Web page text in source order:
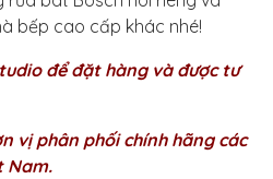
bếp cao cấp khác nhé!
để đặt hàng và được tư
vị phân phối chính hãng các
Nam.